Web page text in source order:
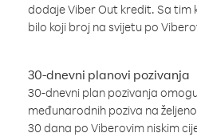
dodaje Viber Out kredit. Sa tim
bilo koji broj na svijetu po
30-dnevni planovi pozivanja
30-dnevni plan pozivanja
međunarodnih poziva na
30 dana po Viberovim niskim